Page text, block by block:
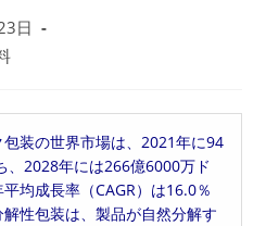
日
装の世界市場は、2021年に94
、2028年には266億6000万ド
均成長率（CAGR）は16.0％
性包装は、製品が自然分解す